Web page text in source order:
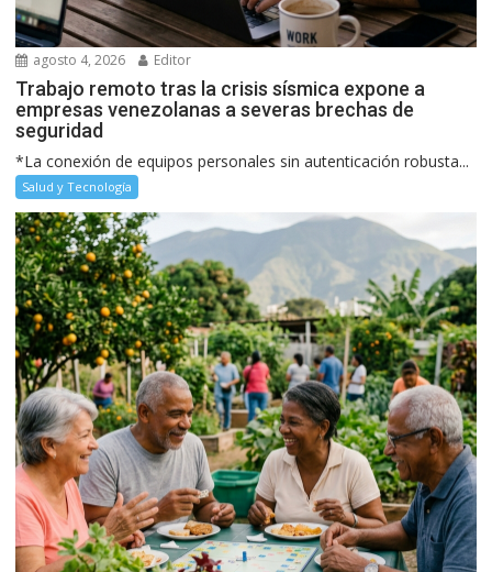
agosto 4, 2026 Editor
Trabajo remoto tras la crisis sísmica expone a
empresas venezolanas a severas brechas de
seguridad
*La conexión de equipos personales sin autenticación robusta...
Salud y Tecnología